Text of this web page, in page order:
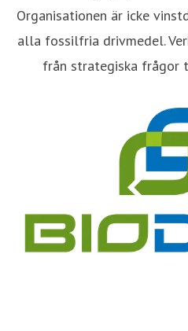
Organisationen är icke
alla fossilfria drivmedel.
från strategiska frågor